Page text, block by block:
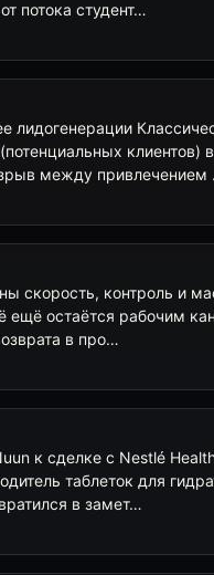
потока студент…
лидогенерации
клиентов)
между привлечением
скорость, контроль и
ещё остаётся рабочим
в про…
к сделке с Nestlé
таблеток для
в замет…